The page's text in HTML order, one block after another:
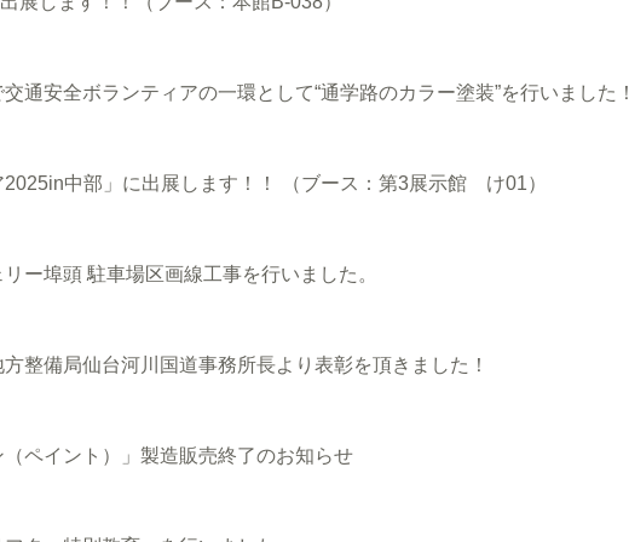
通安全ボランティアの一環として“通学路のカラー塗装”を行いました！
2025in中部」に出展します！！ （ブース：第3展示館 け01）
ー埠頭 駐車場区画線工事を行いました。
整備局仙台河川国道事務所長より表彰を頂きました！
（ペイント）」製造販売終了のお知らせ